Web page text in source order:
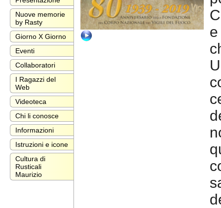
Nuove memorie
by Rasty
Giorno X Giorno
Eventi
Collaboratori
I Ragazzi del
Web
Videoteca
Chi li conosce
Informazioni
Istruzioni e icone
Cultura di
Rusticali
Maurizio